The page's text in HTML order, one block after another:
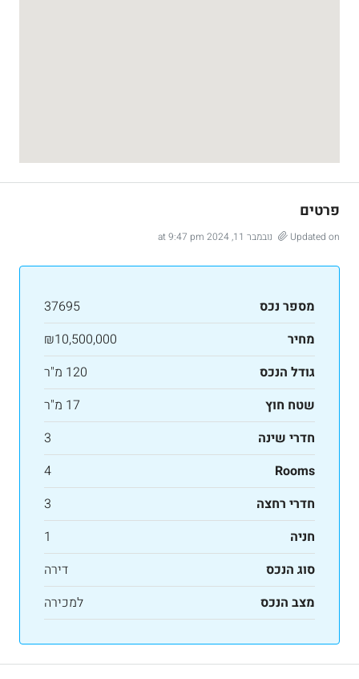
פרטים
Updated on נובמבר 11, 2024 at 9:47 pm
מספר נכס
37695
מחיר
₪10,500,000
גודל הנכס
120 מ"ר
שטח חוץ
17 מ"ר
חדרי שינה
3
Rooms
4
חדרי רחצה
3
חניה
1
סוג הנכס
דירה
מצב הנכס
למכירה